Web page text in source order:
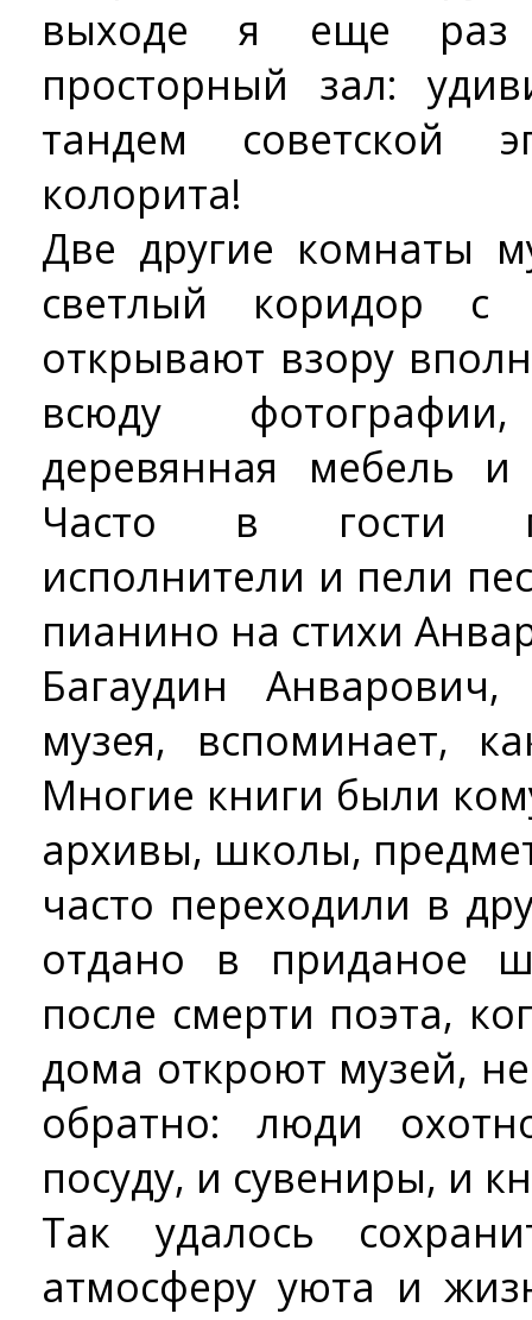
выходе я еще раз
просторный зал:
тандем советской
колорита!
Две другие комнаты
светлый коридор с
открывают взору
всюду
деревянная мебель
Часто в гости
исполнители и пели
пианино на стихи
Багаудин Анварович,
музея, вспоминает,
Многие книги были
архивы, школы,
часто переходили в
отдано в приданое
после смерти поэта,
дома откроют музей,
обратно: люди
посуду, и сувениры, и
Так удалось
атмосферу уюта и